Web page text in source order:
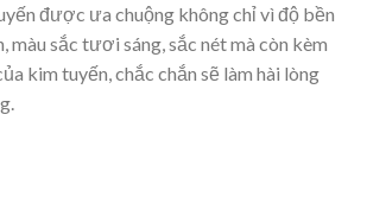
được ưa chuộng không chỉ vì độ bền
màu sắc tươi sáng, sắc nét mà còn kèm
kim tuyến, chắc chắn sẽ làm hài lòng